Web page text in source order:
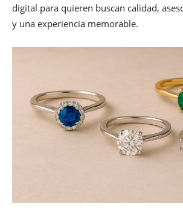
digital para quieren buscan calidad,
y una experiencia memorable.